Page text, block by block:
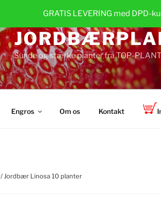
GRATIS LEVERING med DPD-
Sunde og stærke planter fra TOP-
Engros Om os Kontakt
/ Jordbær Linosa 10 planter